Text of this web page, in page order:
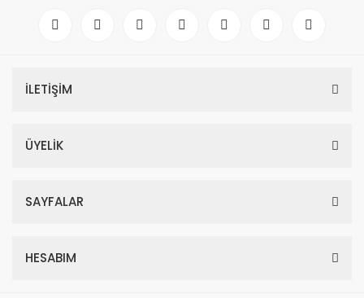
İLETİŞİM
ÜYELİK
SAYFALAR
HESABIM